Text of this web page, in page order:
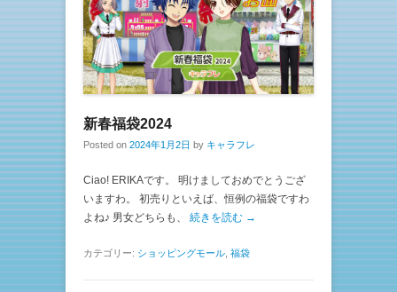
新春福袋2024
Posted on 2024年1月2日 by キャラフレ
Ciao! ERIKAです。 明けましておめでとうござ
いますわ。 初売りといえば、恒例の福袋ですわ
よね♪ 男女どちらも、 続きを読む →
カテゴリー: ショッピングモール 福袋